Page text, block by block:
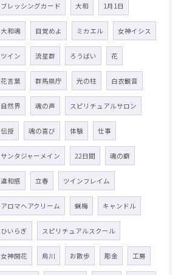
ブレッシングカード 大和 1月1日
大和魂 目覚めよ ミカエル 女神イシス
ツイン 流星群 ろうばい 花
花言葉 群馬県庁 光の柱 白衣観音
自然界 魂の声 スピリチュアルサロン
伝授 魂の喜び 体験 仕事
サンタジャーメイン 22日間 魂の癖
違和感 立春 ツインフレイム
アロマヘアクリーム 蝋梅 キャンドル
ひいらぎ スピリチュアルスクール
女神開花 烏川 お散歩 彫金 工房